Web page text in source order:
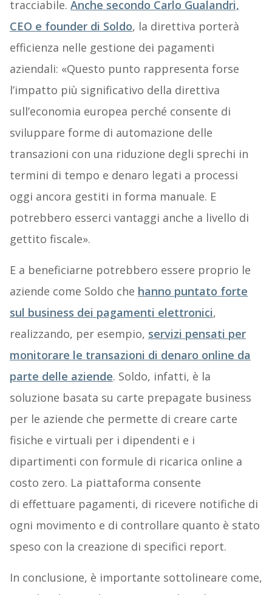
tracciabile. Anche secondo Carlo Gualandri,
CEO e founder di Soldo, la direttiva porterà
efficienza nelle gestione dei pagamenti
aziendali: «Questo punto rappresenta forse
l’impatto più significativo della direttiva
sull’economia europea perché consente di
sviluppare forme di automazione delle
transazioni con una riduzione degli sprechi in
termini di tempo e denaro legati a processi
oggi ancora gestiti in forma manuale. E
potrebbero esserci vantaggi anche a livello di
gettito fiscale».
E a beneficiarne potrebbero essere proprio le
aziende come Soldo che hanno puntato forte
sul business dei pagamenti elettronici,
realizzando, per esempio, servizi pensati per
monitorare le transazioni di denaro online da
parte delle aziende. Soldo, infatti, è la
soluzione basata su carte prepagate business
per le aziende che permette di creare carte
fisiche e virtuali per i dipendenti e i
dipartimenti con formule di ricarica online a
costo zero. La piattaforma consente
di effettuare pagamenti, di ricevere notifiche di
ogni movimento e di controllare quanto è stato
speso con la creazione di specifici report.
In conclusione, è importante sottolineare come,